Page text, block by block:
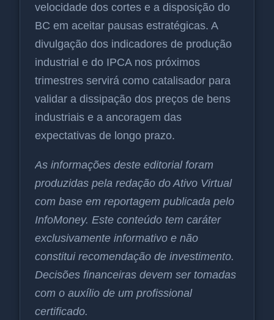
velocidade dos cortes e a disposição do
BC em aceitar pausas estratégicas. A
divulgação dos indicadores de produção
industrial e do IPCA nos próximos
trimestres servirá como catalisador para
validar a dissipação dos preços de bens
industriais e a ancoragem das
expectativas de longo prazo.
As informações deste editorial foram
produzidas pela redação do Ativo Virtual
com base em reportagem publicada pelo
InfoMoney. Este conteúdo tem caráter
exclusivamente informativo e não
constitui recomendação de investimento.
Decisões financeiras devem ser tomadas
com o auxílio de um profissional
certificado.